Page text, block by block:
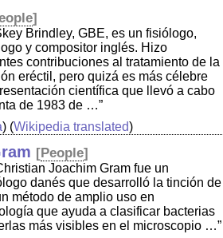
]
Brindley, GBE, es un fisiólogo,
y compositor inglés. Hizo
contribuciones al tratamiento de la
eréctil, pero quizá es más célebre
científica que llevó a cabo
de 1983 de …”
) (Wikipedia translated)
[People]
Joachim Gram fue un
danés que desarrolló la tinción de
método de amplio uso en
que ayuda a clasificar bacterias
más visibles en el microscopio …”